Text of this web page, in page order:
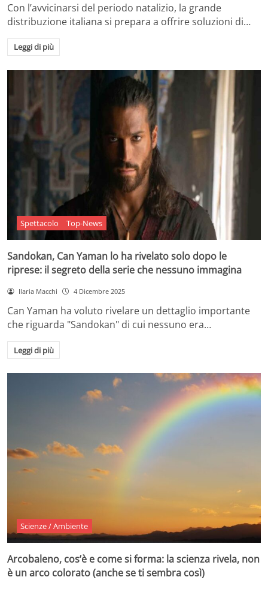
Con l’avvicinarsi del periodo natalizio, la grande
distribuzione italiana si prepara a offrire soluzioni di…
Leggi di più
Spettacolo Top-News
Sandokan, Can Yaman lo ha rivelato solo dopo le
riprese: il segreto della serie che nessuno immagina
Ilaria Macchi 4 Dicembre 2025
Can Yaman ha voluto rivelare un dettaglio importante
che riguarda "Sandokan" di cui nessuno era…
Leggi di più
Scienze / Ambiente
Arcobaleno, cos’è e come si forma: la scienza rivela, non
è un arco colorato (anche se ti sembra così)